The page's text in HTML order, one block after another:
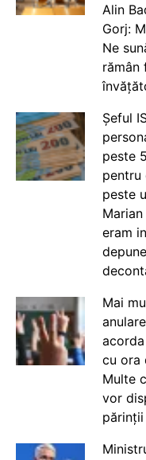
Alin
Gorj:
Ne
rămân
Șeful
peste
pentru
peste
eram
Mai
cu ora
Multe
vor
părinții